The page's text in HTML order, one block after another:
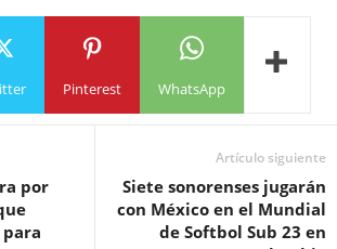
Pinterest WhatsApp
por
para
Artículo siguiente
Siete sonorenses jugarán
con México en el Mundial
de Softbol Sub 23 en